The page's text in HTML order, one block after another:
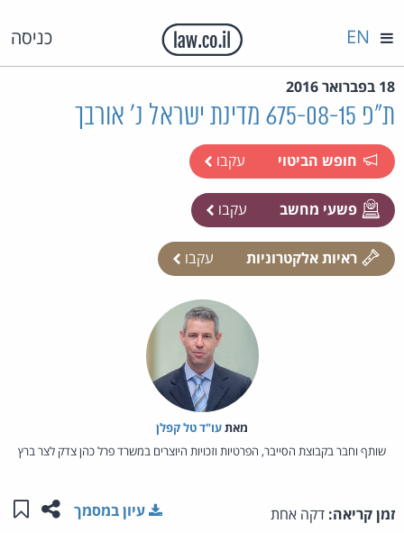
כניסה EN
18 בפברואר 2016
ת"פ 675-08-15 מדינת ישראל נ' אורבך
חופש הביטוי עקבו
פשעי מחשב עקבו
ראיות אלקטרוניות עקבו
מאת‏עו"ד טל קפלן
שותף וחבר בקבוצת הסייבר, הפרטיות וזכויות היוצרים במשרד פרל כהן צדק לצר ברץ
זמן קריאה: דקה אחת שתפו
עיון במסמך